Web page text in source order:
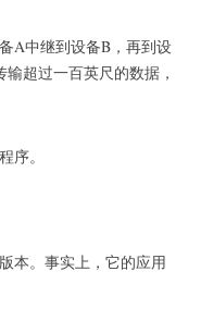
A中继到设备B，再到设
超过一百英尺的数据，
序。
本。 事实上，它的应用